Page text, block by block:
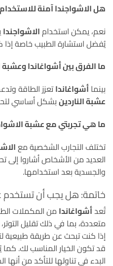
هل الاشواجندا آمنة
نعم، يمكن استخدامالاشواجندا
يُفضل استشارة الطبيب خاصة إذا
ما الفرق بين أشواغاندا وعشبة
بينماأشواغانداتعزز الطاقة
عشبة الناردينبشكل أساسي
ما هي تجربتي مع عشبة
تختلف التجارب الشخصية مع
العديد من الأشخاص أشاروا إلى
والجسدية بعد استخدامها.
خاتمة: هل يجب أن تستخدم
تُعدأشواغاندا من المكملات
متعددة، بما في ذلك تقليل
إذا كنت تبحث عن طريقة
قد تكون الخيار المناسب لك.
البدء في تناولها للتأكد من أنها